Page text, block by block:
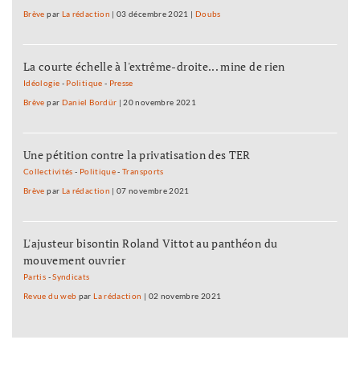
Brève par La rédaction |03 décembre 2021 | Doubs
La courte échelle à l'extrême-droite... mine de rien
Idéologie - Politique - Presse
Brève par Daniel Bordür |20 novembre 2021
Une pétition contre la privatisation des TER
Collectivités - Politique-Transports
Brève par La rédaction |07 novembre 2021
L'ajusteur bisontin Roland Vittot au panthéon du
mouvement ouvrier
Partis -Syndicats
Revue du web parLa rédaction | 02 novembre 2021